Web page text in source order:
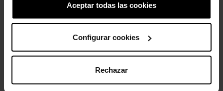
Aceptar todas las cookies
Configurar cookies
Rechazar
Clientes que compraram este
produto também compraram:
-20% -20%